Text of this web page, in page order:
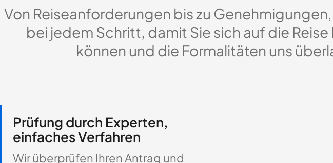
Von Reiseanforderungen bis zu
bei jedem Schritt, damit Sie sich auf die
können und die Formalitäten uns
Prüfung durch Experten,
einfaches Verfahren
Wir überprüfen Ihren Antrag und